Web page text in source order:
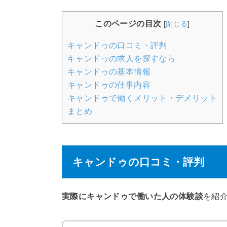
このページの目次 [閉じる]
キャンドゥの口コミ・評判
キャンドゥの求人を探すなら
キャンドゥの基本情報
キャンドゥの仕事内容
キャンドゥで働くメリット・デメリット
まとめ
キャンドゥの口コミ・評判
実際にキャンドゥで働いた人の体験談を紹